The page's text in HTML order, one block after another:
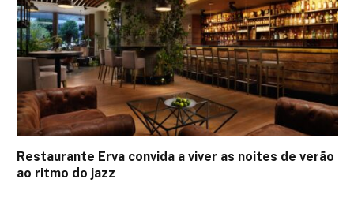
Restaurante Erva convida a viver as noites de verão
ao ritmo do jazz